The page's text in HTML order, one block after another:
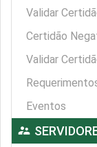
Validar
Certidão
Validar
Eventos
supervisor_account